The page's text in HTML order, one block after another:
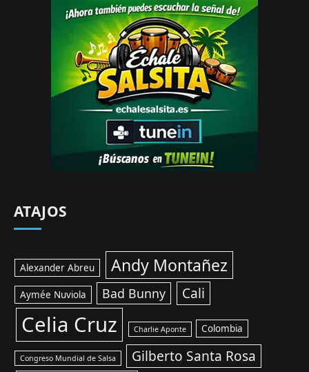
ATAJOS
Alexander Abreu Andy Montañez
Aymée Nuviola Bad Bunny Cali
Celia Cruz Charlie Aponte Colombia
Congreso Mundial de Salsa Gilberto Santa Rosa